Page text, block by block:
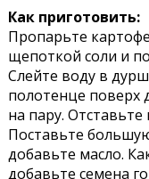
Как приготовить:
Пропарьте
щепоткой соли и
Слейте воду в
полотенце поверх
на пару. Отставьте
Поставьте
добавьте масло.
добавьте семена